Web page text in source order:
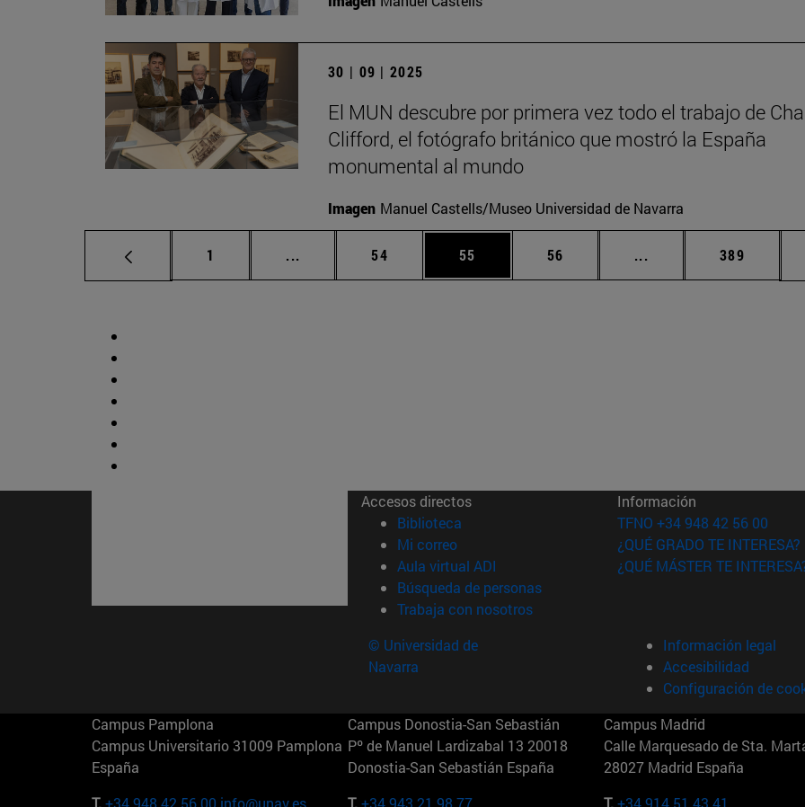
30 | 09 | 2025
El MUN descubre por primera vez todo el trabajo de
Clifford, el fotógrafo británico que mostró la España
monumental al mundo
Imagen Manuel Castells/Museo Universidad de Navarra
Página
1 ... Páginas intermedias Use TAB para desplazarse.
Página
54 Página
55 Página
56 ... Páginas intermedias
Página
389
Accesos directos
Biblioteca (abre en nueva ventana)
Mi correo(abre en nueva ventana)
Aula virtual ADI (abre en nueva ventana)
Búsqueda de personas(abre en nueva ventana)
Trabaja con nosotros(abre en nueva ventana)
Información
TFNO +34 948 42 56 00
¿QUÉ GRADO TE INTERESA?
¿QUÉ MÁSTER TE
© Universidad de
Navarra
Información legal
Accesibilidad
Configuración de
Campus Pamplona
Campus Universitario 31009 Pamplona
España
T. +34 948 42 56 00 info@unav.es
Campus Donostia-San Sebastián
Pº de Manuel Lardizabal 13 20018
Donostia-San Sebastián España
T. +34 943 21 98 77
Campus Madrid
Calle Marquesado de Sta.
28027 Madrid España
T. +34 914 51 43 41